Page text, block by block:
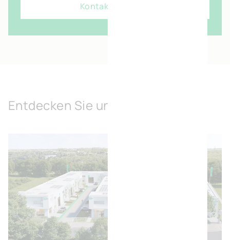
Kontaktiert uns
Entdecken Sie unsere Lösungen